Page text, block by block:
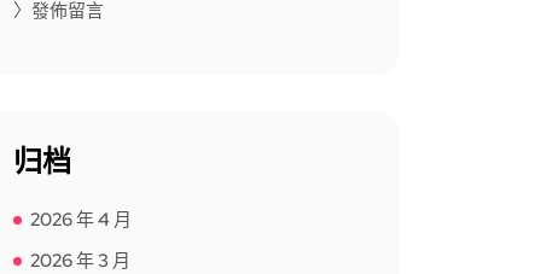
〉發佈留言
归档
2026 年 4 月
2026 年 3 月